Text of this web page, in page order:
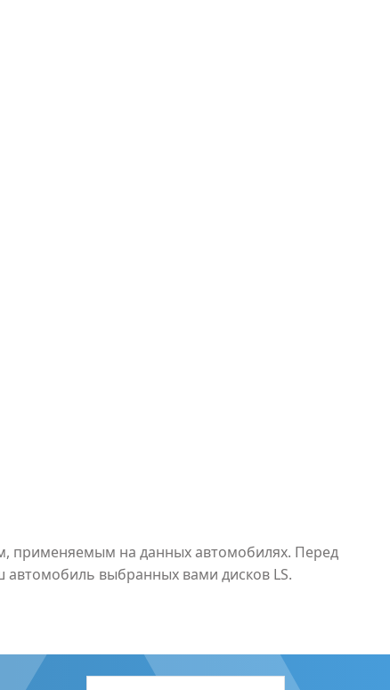
применяемым на данных автомобилях. Перед
автомобиль выбранных вами дисков LS.